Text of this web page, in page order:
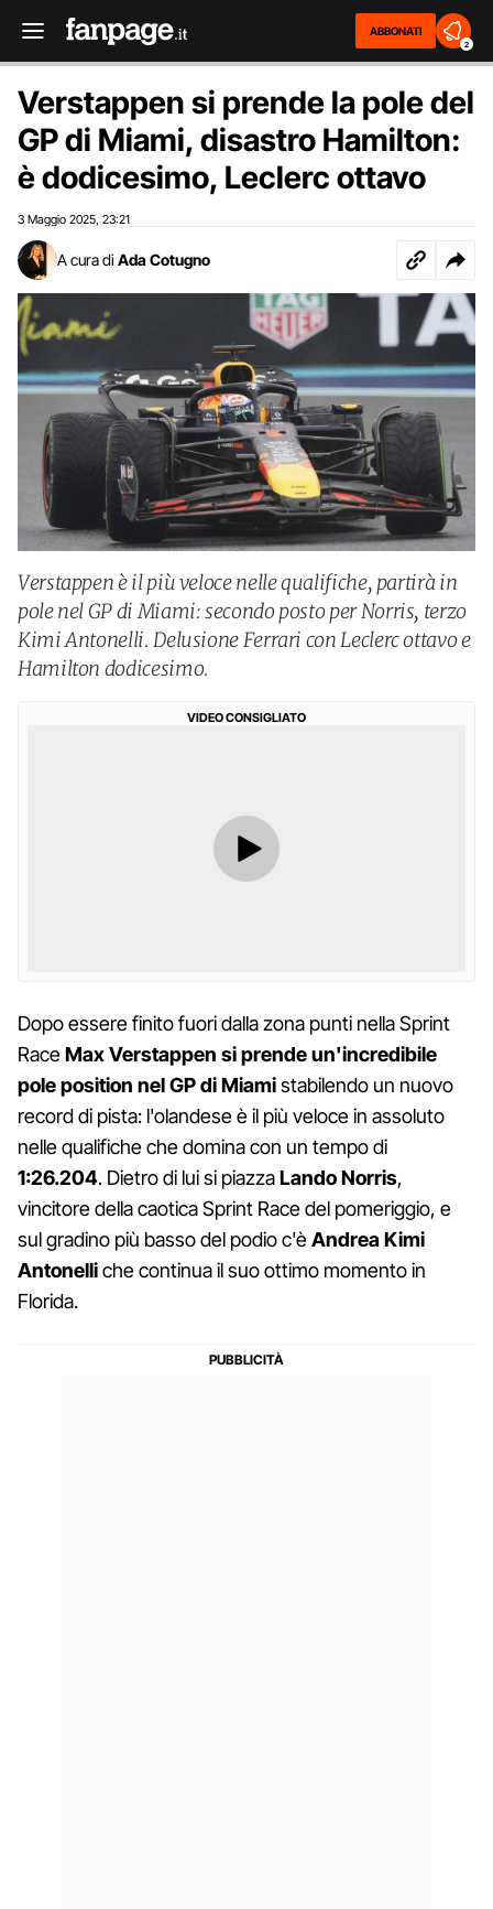
ABBONATI
2
Verstappen si prende la pole del
GP di Miami, disastro Hamilton:
è dodicesimo, Leclerc ottavo
3 Maggio 2025 23:21
A cura di Ada Cotugno
Verstappen è il più veloce nelle qualifiche, partirà in
pole nel GP di Miami: secondo posto per Norris, terzo
Kimi Antonelli. Delusione Ferrari con Leclerc ottavo e
Hamilton dodicesimo.
VIDEO CONSIGLIATO
Dopo essere finito fuori dalla zona punti nella Sprint
RaceMax Verstappen si prende un'incredibile
pole position nel GP di Miamistabilendo un nuovo
record di pista: l'olandese è il più veloce in assoluto
nelle qualifiche che domina con un tempo di
1:26.204. Dietro di lui si piazzaLando Norris,
vincitore della caotica Sprint Race del pomeriggio, e
sul gradino più basso del podio c'èAndrea Kimi
Antonelliche continua il suo ottimo momento in
Florida.